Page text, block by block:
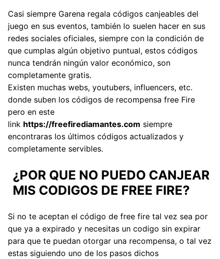
Casi siempre Garena regala códigos canjeables del
juego en sus eventos, también lo suelen hacer en sus
redes sociales oficiales, siempre con la condición de
que cumplas algún objetivo puntual, estos códigos
nunca tendrán ningún valor económico, son
completamente gratis.
Existen muchas webs, youtubers, influencers, etc.
donde suben los códigos de recompensa free Fire
pero en este
link https://freefirediamantes.com siempre
encontraras los últimos códigos actualizados y
completamente servibles.
¿POR QUE NO PUEDO CANJEAR
MIS CODIGOS DE FREE FIRE?
Si no te aceptan el código de free fire tal vez sea por
que ya a expirado y necesitas un codigo sin expirar
para que te puedan otorgar una recompensa, o tal vez
estas siguiendo uno de los pasos dichos